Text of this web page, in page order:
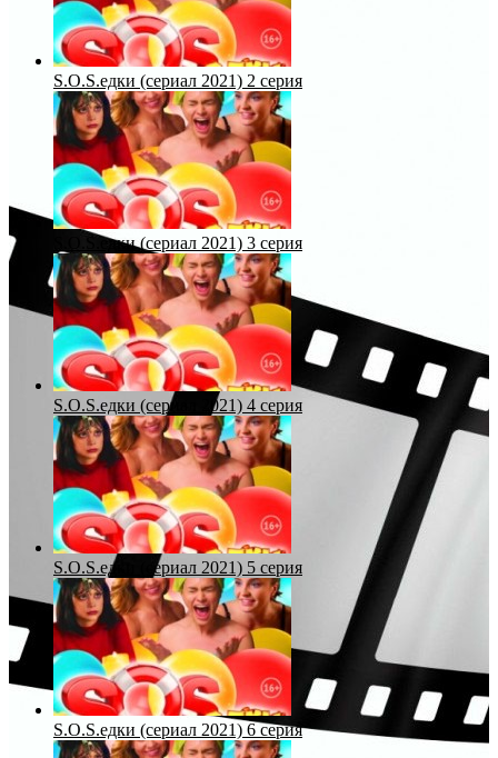
S.O.S.едки (сериал 2021) 2 серия
S.O.S.едки (сериал 2021) 3 серия
S.O.S.едки (сериал 2021) 4 серия
S.O.S.едки (сериал 2021) 5 серия
S.O.S.едки (сериал 2021) 6 серия